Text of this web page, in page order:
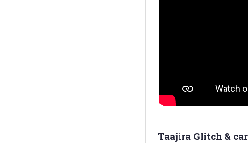
Taajira Glitch &